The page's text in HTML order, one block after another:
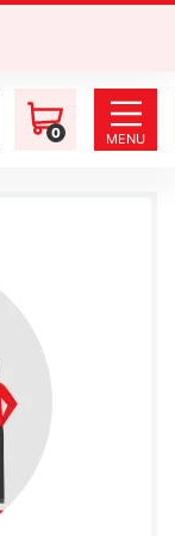
0 MENU